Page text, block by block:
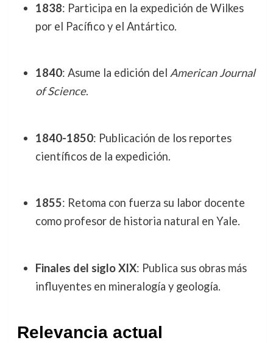
1838: Participa en la expedición de Wilkes
por el Pacífico y el Antártico.
1840: Asume la edición del American Journal
of Science.
1840-1850: Publicación de los reportes
científicos de la expedición.
1855: Retoma con fuerza su labor docente
como profesor de historia natural en Yale.
Finales del siglo XIX: Publica sus obras más
influyentes en mineralogía y geología.
Relevancia actual